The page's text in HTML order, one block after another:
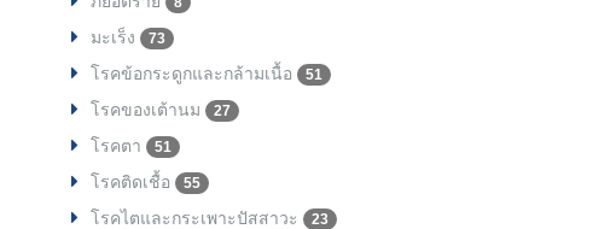
มะเร็ง 73
โรคข้อกระดูกและกล้ามเนื้อ 51
โรคของเต้านม 27
โรคตา 51
โรคติดเชื้อ 55
โรคไตและกระเพาะปัสสาวะ 23